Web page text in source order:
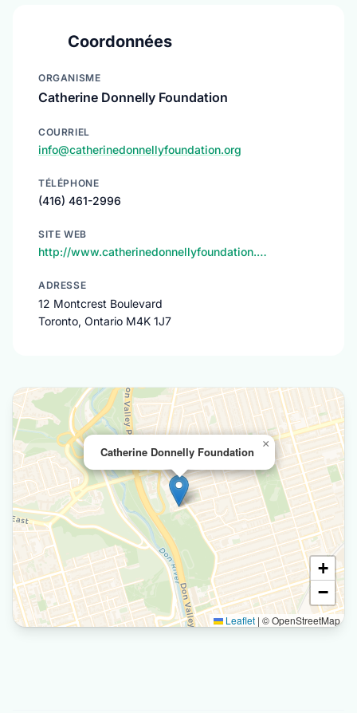
Coordonnées
ORGANISME
Catherine Donnelly Foundation
COURRIEL
info@catherinedonnellyfoundation.org
TÉLÉPHONE
(416) 461-2996
SITE WEB
http://www.catherinedonnellyfoundation.…
ADRESSE
12 Montcrest Boulevard
Toronto, Ontario M4K 1J7
Catherine Donnelly Foundation
×
+
−
Leaflet | © OpenStreetMap